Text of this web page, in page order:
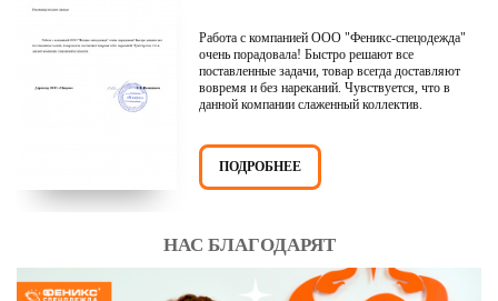
Работа с компанией ООО "Феникс-спецодежда"
очень порадовала! Быстро решают все
поставленные задачи, товар всегда доставляют
вовремя и без нареканий. Чувствуется, что в
данной компании слаженный коллектив.
ПОДРОБНЕЕ
НАС БЛАГОДАРЯТ